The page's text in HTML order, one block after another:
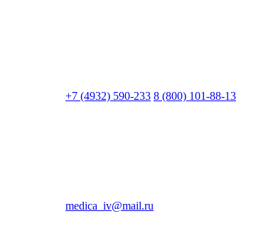
+7 (4932) 590-233 8 (800) 101-88-13
medica_iv@mail.ru